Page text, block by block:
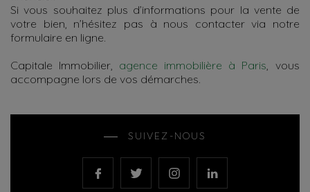
Si vous souhaitez plus d’informations pour la vente de
votre bien, n’hésitez pas à nous contacter via notre
formulaire en ligne.
Capitale Immobilier, agence immobilière à Paris, vous
accompagne lors de vos démarches.
SUIVEZ-NOUS